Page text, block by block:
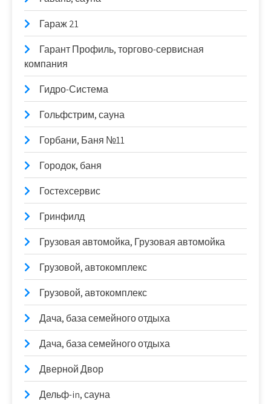
Гараж 21
Гарант Профиль, торгово-сервисная
компания
Гидро-Система
Гольфстрим, сауна
Горбани, Баня №11
Городок, баня
Гостехсервис
Гринфилд
Грузовая автомойка, Грузовая автомойка
Грузовой, автокомплекс
Грузовой, автокомплекс
Дача, база семейного отдыха
Дача, база семейного отдыха
Дверной Двор
Дельф-in, сауна